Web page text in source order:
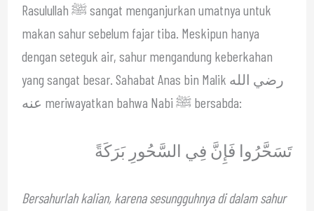
Rasulullah ﷺ sangat menganjurkan umatnya untuk
makan sahur sebelum fajar tiba. Meskipun hanya
dengan seteguk air, sahur mengandung keberkahan
yang sangat besar. Sahabat Anas bin Malik رضي الله
عنه meriwayatkan bahwa Nabi ﷺ bersabda:
تَسَحَّرُوا فَإِنَّ فِي السَّحُورِ بَرَكَةً
Bersahurlah kalian, karena sesungguhnya di dalam sahur